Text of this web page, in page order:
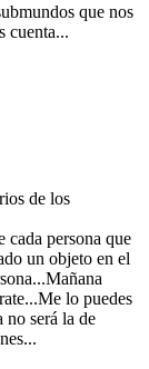
que nos
cuenta...
de los
cada persona que
un objeto en el
lo puedes
no será la de